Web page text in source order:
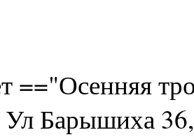
=="Осенняя
Ул Барышиха 36,